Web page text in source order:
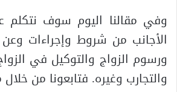
وفي مقالنا اليوم سوف نتكلم
الأجانب من شروط وإجراءات وعن
ورسوم الزواج والتوكيل في
والتجارب وغيره. فتابعونا من